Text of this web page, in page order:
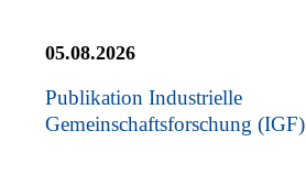
05.08.2026
Publikation Industrielle
Gemeinschaftsforschung (IGF)